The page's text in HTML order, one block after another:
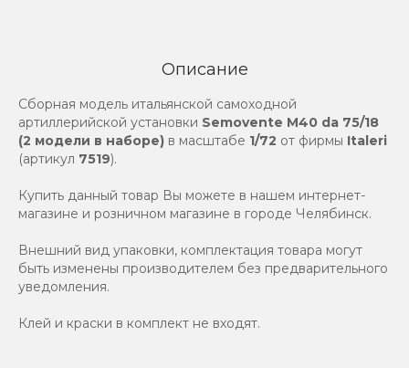
Описание
Сборная модель итальянской самоходной
артиллерийской установки Semovente M40 da 75/18
(2 модели в наборе) в масштабе 1/72 от фирмы Italeri
(артикул 7519).
Купить данный товар Вы можете в нашем интернет-
магазине и розничном магазине в городе Челябинск.
Внешний вид упаковки, комплектация товара могут
быть изменены производителем без предварительного
уведомления.
Клей и краски в комплект не входят.